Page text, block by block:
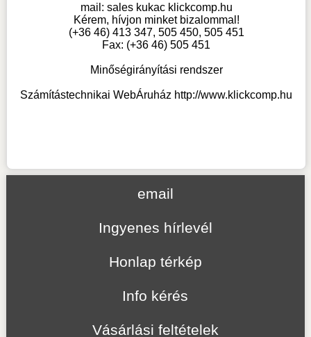
mail: sales kukac klickcomp.hu
Kérem, hívjon minket bizalommal!
(+36 46) 413 347, 505 450, 505 451
Fax: (+36 46) 505 451
Minőségirányítási rendszer
Számítástechnikai WebÁruház http://www.klickcomp.hu
email
Ingyenes hírlevél
Honlap térkép
Info kérés
Vásárlási feltételek